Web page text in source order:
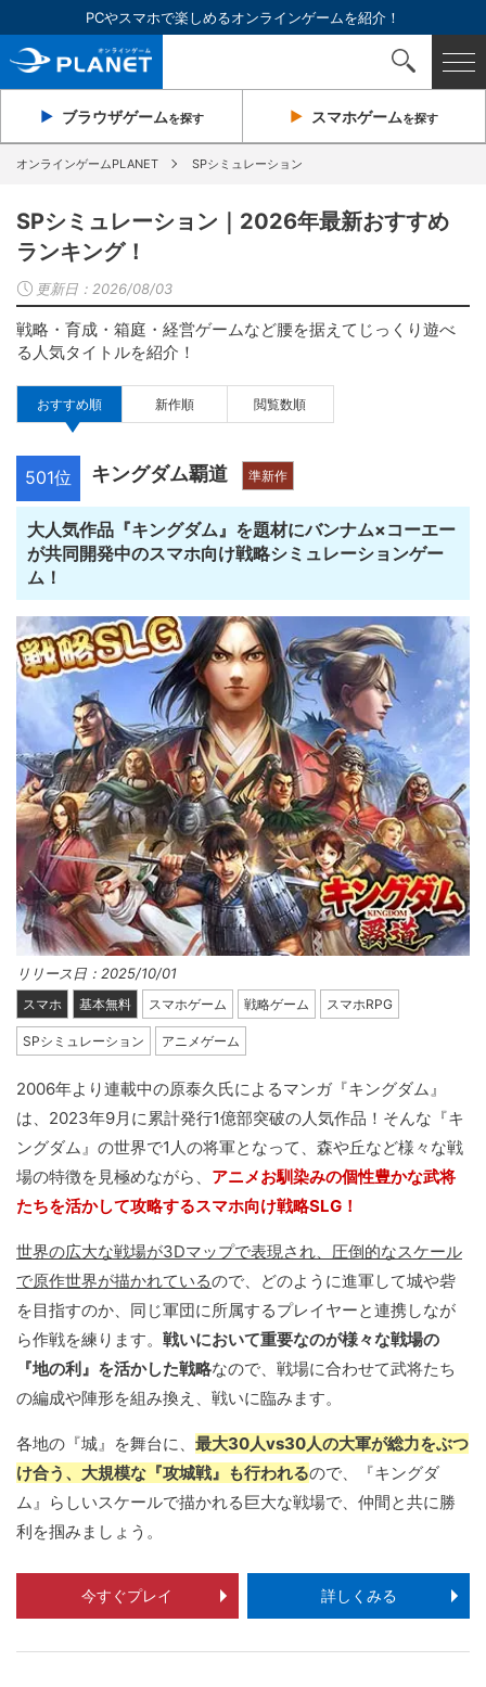
PCやスマホで楽しめるオンラインゲームを紹介！
ブラウザゲームを探す スマホゲームを探す
オンラインゲームPLANET SPシミュレーション
SPシミュレーション｜2026年最新おすすめ
ランキング！
更新日： 2026/08/03
戦略・育成・箱庭・経営ゲームなど腰を据えてじっくり遊べ
る人気タイトルを紹介！
おすすめ順 新作順 閲覧数順
501位 キングダム覇道 準新作
大人気作品『キングダム』を題材にバンナム×コーエー
が共同開発中のスマホ向け戦略シミュレーションゲー
ム！
リリース日：2025/10/01
スマホ 基本無料 スマホゲーム 戦略ゲーム スマホRPG
SPシミュレーション アニメゲーム
2006年より連載中の原泰久氏によるマンガ『キングダム』
は、2023年9月に累計発行1億部突破の人気作品！そんな『キ
ングダム』の世界で1人の将軍となって、森や丘など様々な戦
場の特徴を見極めながら、 アニメお馴染みの個性豊かな武将
たちを活かして攻略するスマホ向け戦略SLG！
世界の広大な戦場が3Dマップで表現され、圧倒的なスケール
で原作世界が描かれているので、どのように進軍して城や砦
を目指すのか、同じ軍団に所属するプレイヤーと連携しなが
ら作戦を練ります。 戦いにおいて重要なのが様々な戦場の
『地の利』を活かした戦略なので、戦場に合わせて武将たち
の編成や陣形を組み換え、戦いに臨みます。
各地の『城』を舞台に、 最大30人vs30人の大軍が総力をぶつ
け合う、大規模な『攻城戦』も行われるので、『キングダ
ム』らしいスケールで描かれる巨大な戦場で、仲間と共に勝
利を掴みましょう。
今すぐプレイ 詳しくみる